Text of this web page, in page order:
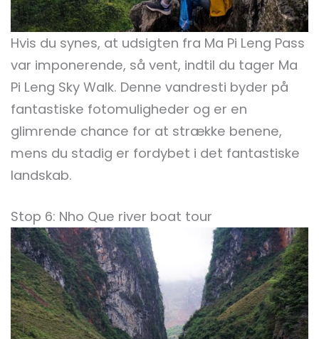
Hvis du synes, at udsigten fra Ma Pi Leng Pass
var imponerende, så vent, indtil du tager Ma
Pi Leng Sky Walk. Denne vandresti byder på
fantastiske fotomuligheder og er en
glimrende chance for at strække benene,
mens du stadig er fordybet i det fantastiske
landskab.
Stop 6: Nho Que river boat tour